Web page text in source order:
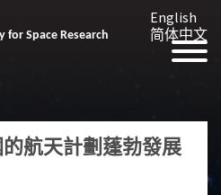
for Space Research
English
简体中文
的航天計劃蓬勃發展